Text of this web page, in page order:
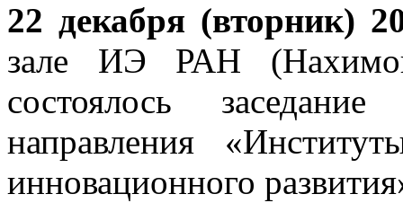
22 декабря (вторник)
зале ИЭ РАН
состоялось
направления
инновационного